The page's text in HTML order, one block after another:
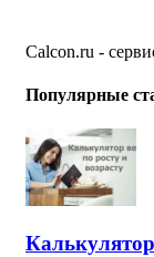
Calcon.ru -
Популярные
Калькулятор